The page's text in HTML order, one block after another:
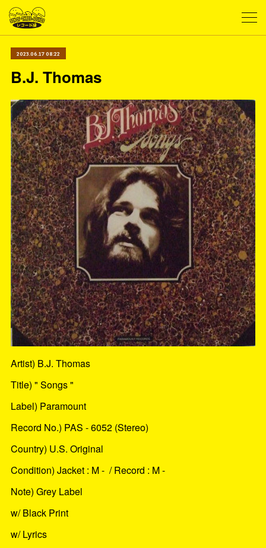
2023.06.17 08:22
B.J. Thomas
Artist) B.J. Thomas
Title) " Songs "
Label) Paramount
Record No.) PAS - 6052 (Stereo)
Country) U.S. Original
Condition) Jacket : M - / Record : M -
Note) Grey Label
w/ Black Print
w/ Lyrics